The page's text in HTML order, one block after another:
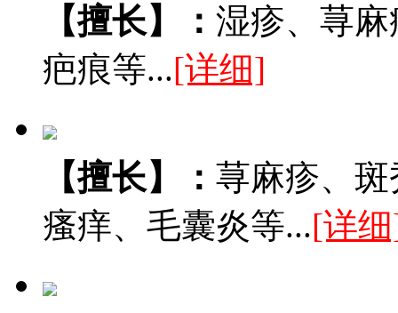
【擅长】： 湿疹、荨
疤痕等...[详细]
【擅长】： 荨麻疹、
瘙痒、毛囊炎等...[详